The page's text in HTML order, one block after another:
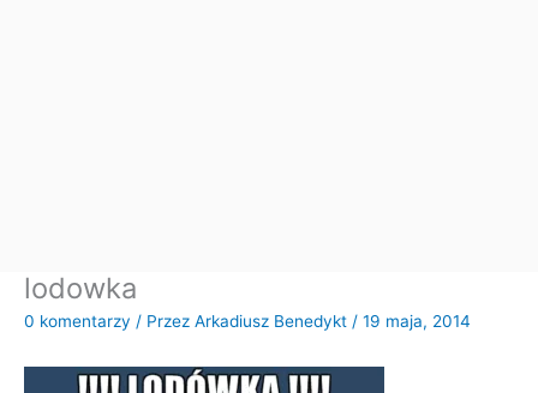
lodowka
0 komentarzy / Przez Arkadiusz Benedykt / 19 maja, 2014